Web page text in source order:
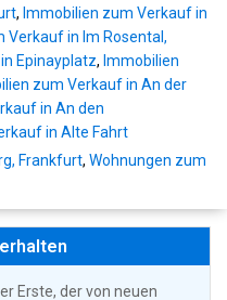
, Immobilien zum Verkauf in
Verkauf in Im Rosental,
Epinayplatz, Immobilien
zum Verkauf in An der
in An den
in Alte Fahrt
Frankfurt, Wohnungen zum
Erste, der von neuen